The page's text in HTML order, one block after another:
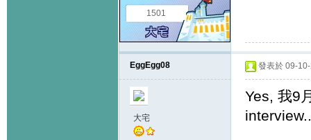
1501
EggEgg08
大宅
發表於 09-
Yes, 我9